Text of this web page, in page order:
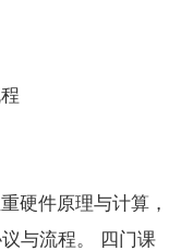
硬件原理与计算，
与流程。 四门课